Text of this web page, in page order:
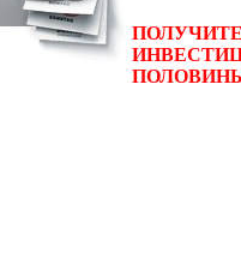
ПОЛОВИНЫ